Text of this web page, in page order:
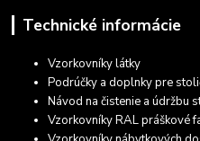
Technické informácie
Vzorkovníky látky
Podrúčky a doplnky pre
Návod na čistenie a údržbu
Vzorkovníky RAL práškové